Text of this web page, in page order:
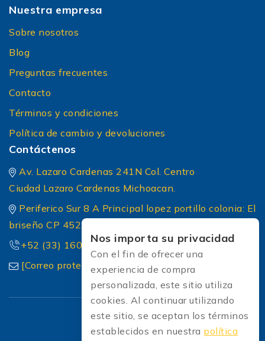
Nuestra empresa
Sobre nosotros
Blog
Preguntas frecuentes
Contacto
Términos y condiciones
Política de cambio y devoluciones
Contáctenos
Av. Lazaro Cardenas 241N Col. Centro
Ciudad Lazaro Cardenas Michoacan.
Periferico Sur 8 A Principal lopez portillo colonia: El
briseño CP 45236 Zapopan Jalisco
+52 (33) 1604 5032
[Correo protected]
Nos importa su privacidad
Con el fin de ofrecer una
experiencia de compra
personalizada, este sitio utiliza
cookies. Al continuar utilizando
este sitio, se aceptan los términos
establecidos en nuestra política